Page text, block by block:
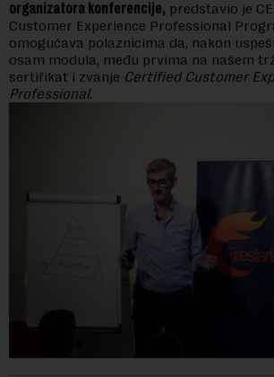
organizatora konferencije, predstavio je
Customer Experience Professional
omogućava polaznicima da, nakon
osam modula, među prvima na našem
sertifikat i zvanje Certified Customer
Professional.